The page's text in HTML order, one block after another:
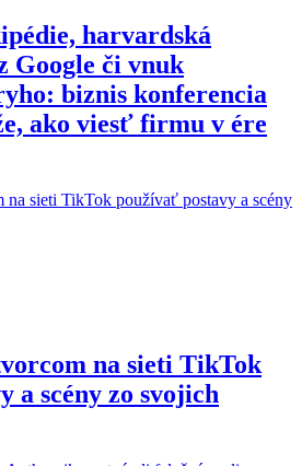
harvardská
Google či vnuk
biznis konferencia
ako viesť firmu v ére
na sieti TikTok
a scény zo svojich